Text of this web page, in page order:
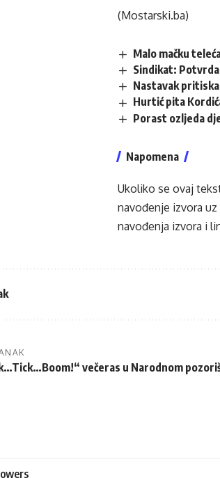
(Mostarski.ba)
Malo mačku
Sindikat:
Nastavak
Hurtić pita
Porast ozljeda
Napomena
Ukoliko se ovaj
navođenje izvora
navođenja izvora i
večeras u Narodnom